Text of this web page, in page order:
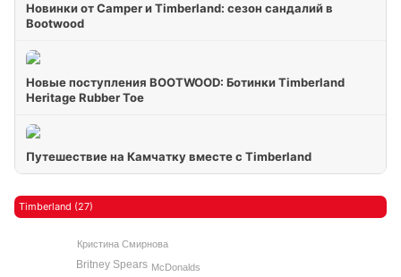
Новинки от Camper и Timberland: сезон сандалий в
Bootwood
Новые поступления BOOTWOOD: Ботинки Timberland
Heritage Rubber Toe
Путешествие на Камчатку вместе с Timberland
Timberland (27)
Britney Spears McDonalds
Кристина Смирнова